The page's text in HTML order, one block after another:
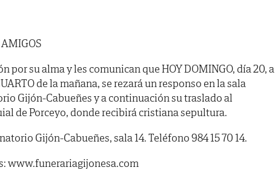
por su alma y les comunican que HOY DOMINGO, día 20, a
de la mañana, se rezará un responso en la sala
Gijón-Cabueñes y a continuación su traslado al
de Porceyo, donde recibirá cristiana sepultura.
Gijón-Cabueñes, sala 14. Teléfono 984 15 70 14.
www.funerariagijonesa.com